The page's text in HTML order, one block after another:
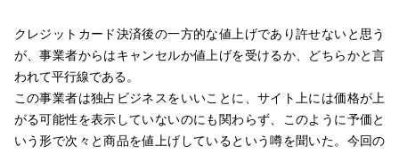
クレジットカード決済後の一方的な値上げであり許せないと思う
が、事業者からはキャンセルか値上げを受けるか、どちらかと言
われて平行線である。
この事業者は独占ビジネスをいいことに、サイト上には価格が上
がる可能性を表示していないのにも関わらず、このように予価と
いう形で次々と商品を値上げしているという噂を聞いた。今回の